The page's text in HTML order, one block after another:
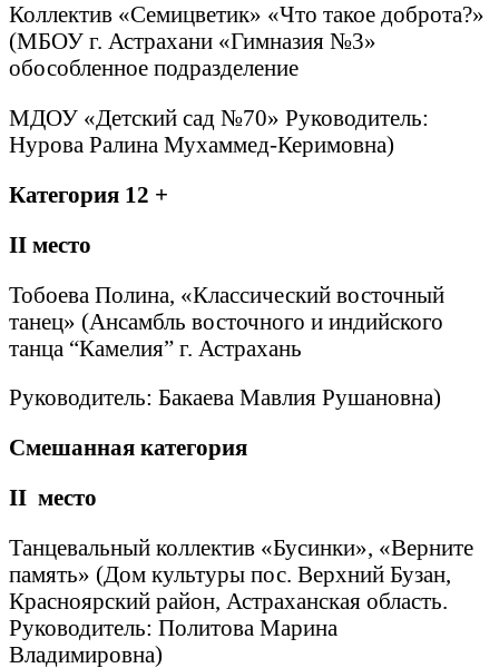
Коллектив «Семицветик» «Что такое доброта?»
(МБОУ г. Астрахани «Гимназия №3»
обособленное подразделение
МДОУ «Детский сад №70» Руководитель:
Нурова Ралина Мухаммед-Керимовна)
Категория 12 +
II место
Тобоева Полина, «Классический восточный
танец» (Ансамбль восточного и индийского
танца “Камелия” г. Астрахань
Руководитель: Бакаева Мавлия Рушановна)
Смешанная категория
II место
Танцевальный коллектив «Бусинки», «Верните
память» (Дом культуры пос. Верхний Бузан,
Красноярский район, Астраханская область.
Руководитель: Политова Марина
Владимировна)